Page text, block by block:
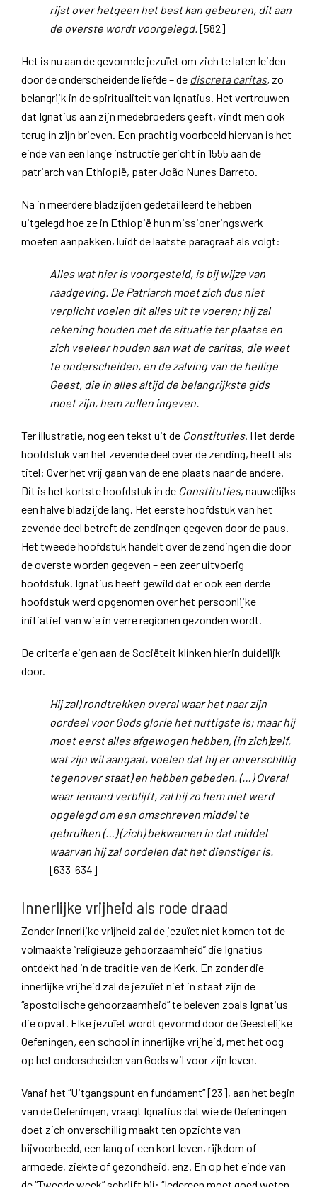
rijst over hetgeen het best kan gebeuren, dit aan
de overste wordt voorgelegd. [582]
Het is nu aan de gevormde jezuïet om zich te laten leiden
door de onderscheidende liefde – de discreta caritas, zo
belangrijk in de spiritualiteit van Ignatius. Het vertrouwen
dat Ignatius aan zijn medebroeders geeft, vindt men ook
terug in zijn brieven. Een prachtig voorbeeld hiervan is het
einde van een lange instructie gericht in 1555 aan de
patriarch van Ethiopië, pater João Nunes Barreto.
Na in meerdere bladzijden gedetailleerd te hebben
uitgelegd hoe ze in Ethiopië hun missioneringswerk
moeten aanpakken, luidt de laatste paragraaf als volgt:
Alles wat hier is voorgesteld, is bij wijze van
raadgeving. De Patriarch moet zich dus niet
verplicht voelen dit alles uit te voeren; hij zal
rekening houden met de situatie ter plaatse en
zich veeleer houden aan wat de caritas, die weet
te onderscheiden, en de zalving van de heilige
Geest, die in alles altijd de belangrijkste gids
moet zijn, hem zullen ingeven.
Ter illustratie, nog een tekst uit de Constituties. Het derde
hoofdstuk van het zevende deel over de zending, heeft als
titel: Over het vrij gaan van de ene plaats naar de andere.
Dit is het kortste hoofdstuk in de Constituties, nauwelijks
een halve bladzijde lang. Het eerste hoofdstuk van het
zevende deel betreft de zendingen gegeven door de paus.
Het tweede hoofdstuk handelt over de zendingen die door
de overste worden gegeven – een zeer uitvoerig
hoofdstuk. Ignatius heeft gewild dat er ook een derde
hoofdstuk werd opgenomen over het persoonlijke
initiatief van wie in verre regionen gezonden wordt.
De criteria eigen aan de Sociëteit klinken hierin duidelijk
door.
Hij zal) rondtrekken overal waar het naar zijn
oordeel voor Gods glorie het nuttigste is; maar hij
moet eerst alles afgewogen hebben, (in zich)zelf,
wat zijn wil aangaat, voelen dat hij er onverschillig
tegenover staat) en hebben gebeden. (…) Overal
waar iemand verblijft, zal hij zo hem niet werd
opgelegd om een omschreven middel te
gebruiken (…) (zich) bekwamen in dat middel
waarvan hij zal oordelen dat het dienstiger is.
[633-634]
Innerlijke vrijheid als rode draad
Zonder innerlijke vrijheid zal de jezuïet niet komen tot de
volmaakte “religieuze gehoorzaamheid” die Ignatius
ontdekt had in de traditie van de Kerk. En zonder die
innerlijke vrijheid zal de jezuïet niet in staat zijn de
“apostolische gehoorzaamheid” te beleven zoals Ignatius
die opvat. Elke jezuïet wordt gevormd door de Geestelijke
Oefeningen,een school in innerlijke vrijheid, met het oog
op het onderscheiden van Gods wil voor zijn leven.
Vanaf het “Uitgangspunt en fundament” [23], aan het begin
van de Oefeningen, vraagt Ignatius dat wie de Oefeningen
doet zich onverschillig maakt ten opzichte van
bijvoorbeeld, een lang of een kort leven, rijkdom of
armoede, ziekte of gezondheid, enz. En op het einde van